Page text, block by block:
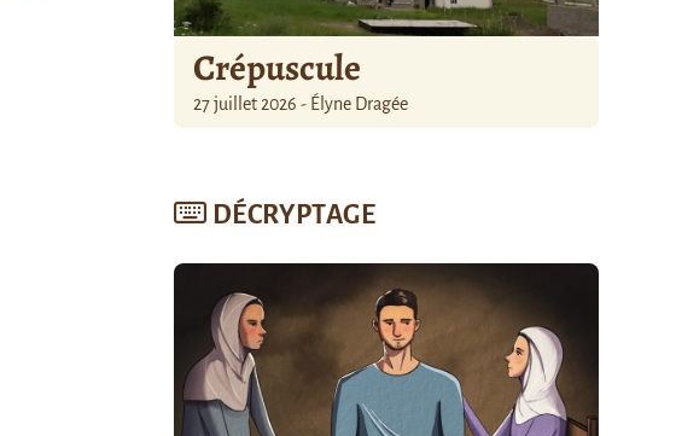
Crépuscule
27 juillet 2026 - Élyne Dragée
DÉCRYPTAGE